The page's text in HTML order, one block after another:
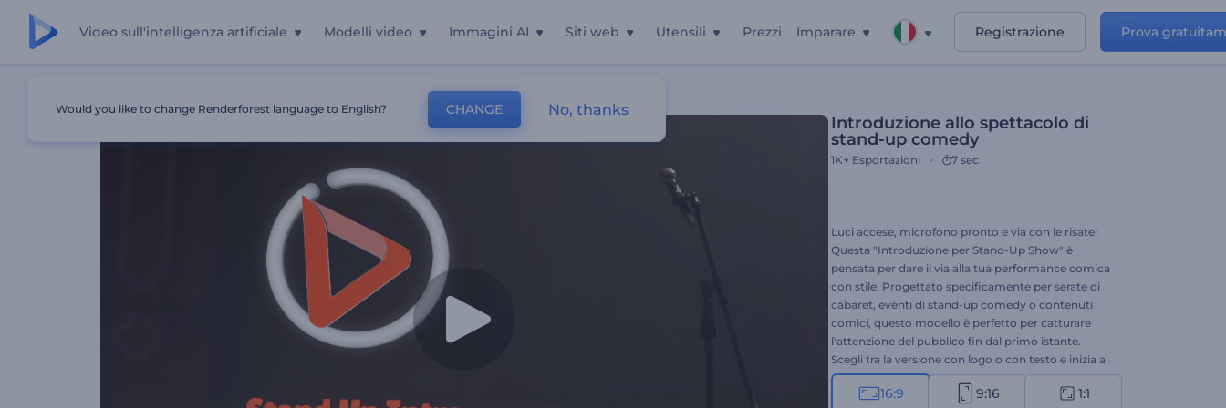
Video sull'intelligenza artificiale Modelli video Immagini AI Siti web Utensili Prezzi Imparare Registrazione Prova
Introduzione Allo Spettacolo Di Stand-Up Comedy
Introduzione allo spettacolo di
stand-up comedy
1K+ Esportazioni 7 sec
Luci accese, microfono pronto e via con le risate!
Questa "Introduzione per Stand-Up Show" è
pensata per dare il via alla tua performance comica
con stile. Progettato specificamente per serate di
cabaret, eventi di stand-up comedy o contenuti
comici, questo modello è perfetto per catturare
l'attenzione del pubblico fin dal primo istante.
Scegli tra la versione con logo o con testo e inizia a
modificare: aggiungi il nome del tuo spettacolo, la
data, il luogo e ravviva il tutto con una musica di
16:9 9:16 1:1
Would you like to change Renderforest language to English? CHANGE No, thanks